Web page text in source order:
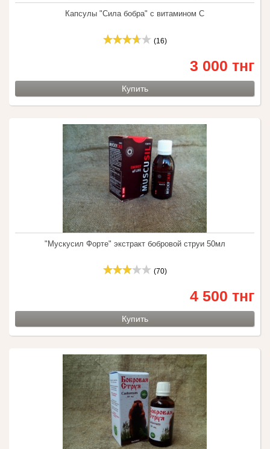
Капсулы "Сила бобра" с витамином С
(16)
3 000 тнг
Купить
"Мускусил Форте" экстракт бобровой струи 50мл
(70)
4 500 тнг
Купить